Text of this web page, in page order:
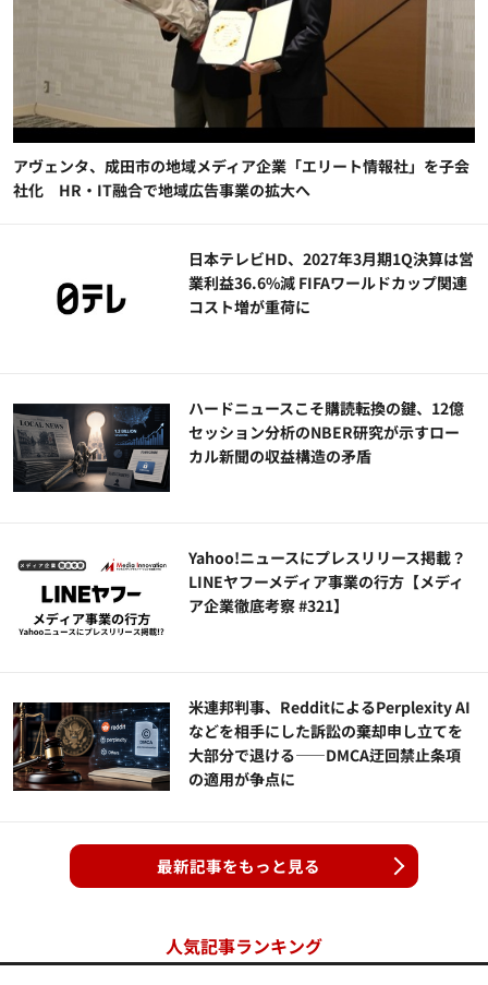
アヴェンタ、成田市の地域メディア企業「エリート情報社」を子会
社化 HR・IT融合で地域広告事業の拡大へ
日本テレビHD、2027年3月期1Q決算は営
業利益36.6%減 FIFAワールドカップ関連
コスト増が重荷に
ハードニュースこそ購読転換の鍵、12億
セッション分析のNBER研究が示すロー
カル新聞の収益構造の矛盾
Yahoo!ニュースにプレスリリース掲載？
LINEヤフーメディア事業の行方【メディ
ア企業徹底考察 #321】
米連邦判事、RedditによるPerplexity AI
などを相手にした訴訟の棄却申し立てを
大部分で退ける——DMCA迂回禁止条項
の適用が争点に
最新記事をもっと見る
人気記事ランキング